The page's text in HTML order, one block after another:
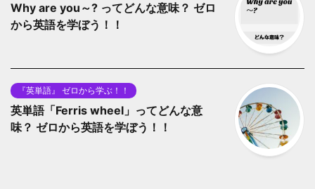
Why are you～? ってどんな意味？ ゼロ
から英語を学ぼう！！
『英単語』 ゼロから学ぶ！！
英単語「Ferris wheel」ってどんな意
味？ ゼロから英語を学ぼう！！